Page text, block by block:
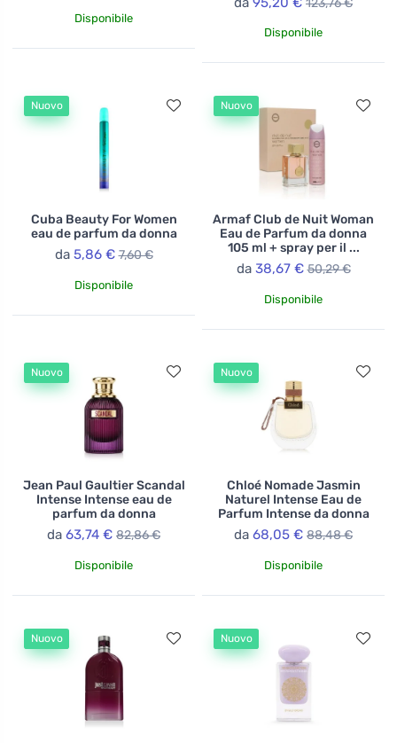
Disponibile
Disponibile
Nuovo
Cuba Beauty For Women
eau de parfum da donna
da 5,86 € 7,60 €
Disponibile
Nuovo
Armaf Club de Nuit Woman
Eau de Parfum da donna
105 ml + spray per il ...
da 38,67 € 50,29 €
Disponibile
Nuovo
Jean Paul Gaultier Scandal
Intense Intense eau de
parfum da donna
da 63,74 € 82,86 €
Disponibile
Nuovo
Chloé Nomade Jasmin
Naturel Intense Eau de
Parfum Intense da donna
da 68,05 € 88,48 €
Disponibile
Nuovo Nuovo